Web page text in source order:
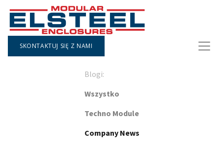
SKONTAKTUJ SIĘ Z NAMI
Blogi:
Wszystko
Techno Module
Company News